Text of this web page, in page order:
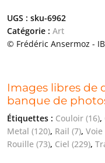
UGS : sku-6962
Catégorie : Art
© Frédéric Ansermoz -
Images libres de
banque de
Étiquettes : Couloir (16),
Metal (120), Rail (7), Voie
Rouille (73), Ciel (229),